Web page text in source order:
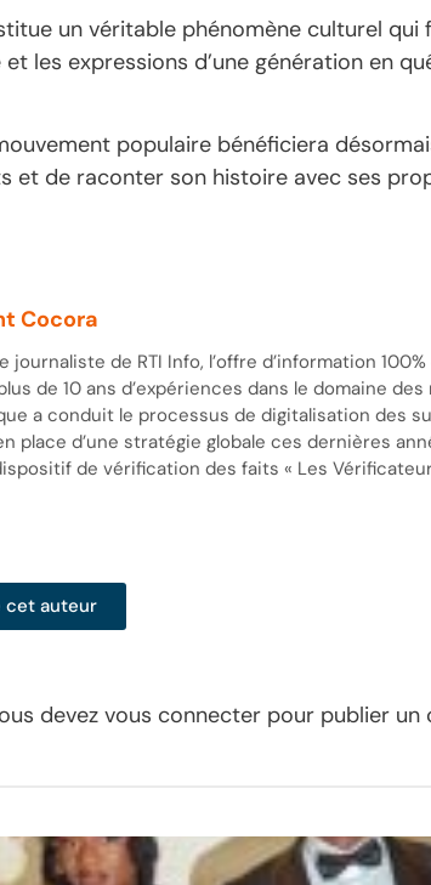
un véritable phénomène culturel qui
les expressions d’une génération en
populaire bénéficiera
et de raconter son histoire avec ses
Cocora
de RTI Info, l’offre d’information
de 10 ans d’expériences dans le domaine
a conduit le processus de digitalisation des
place d’une stratégie globale ces dernières
de vérification des faits « Les
cet auteur
devez vous connecter pour publier un